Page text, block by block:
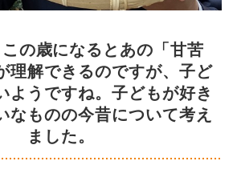
の歳になるとあの「甘苦
理解できるのですが、子ど
ようですね。子どもが好き
なものの今昔について考え
ました。